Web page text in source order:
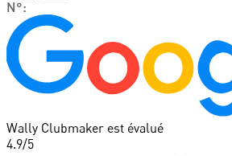
N°:
Wally Clubmaker est évalué
4.9/5